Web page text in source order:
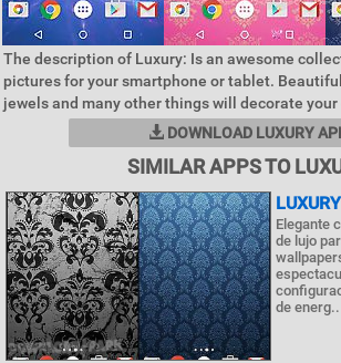
The description of Luxury: Is an awesome
pictures for your smartphone or tablet.
jewels and many other things will decorate your
DOWNLOAD LUXURY
SIMILAR APPS TO
Elegante
de lujo
de energ..